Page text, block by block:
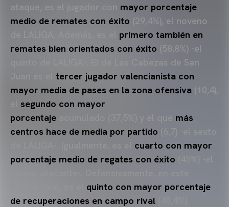
ataque, es el jugador con mayor porcentaje
medio de remates con éxito (29,4%), el noveno
primero también en
remates bien orientados con éxito (58,8%) -el
quinto de LALIGA-. El de Las Cabezas de San
tercer jugador valencianista con
mayor media de pases en la zona ofensiva (10,4),
segundo con mayor
porcentaje
(37,5%) y el que más
centros hace de media por partido (6,7) -el sexto
cuarto con mayor
porcentaje medio de regates con éxito
quinto con mayor porcentaje
de recuperaciones en campo rival